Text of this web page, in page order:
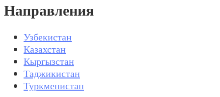
Направления
Узбекистан
Казахстан
Кыргызстан
Таджикистан
Туркменистан